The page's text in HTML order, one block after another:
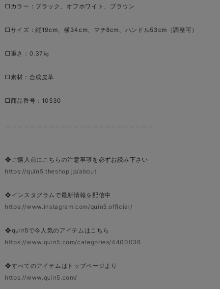
□カラー：ブラック、オフホワイト、ブラウン
□サイズ：縦19cm、横34cm、マチ8cm、ハンドル53cm（調整可）
□重さ：0.37㎏
□素材：合成皮革
□商品番号：10530
❖ご購入前にこちらの注意事項を必ずお読み下さい
https://quin5.theshop.jp/about
❖インスタグラムで最新情報を配信中
https://www.instagram.com/quin5.official/
❖quin5で今人気のアイテムはこちら
https://www.quin5.com/categories/4400036
❖すべてのアイテムはトップページより
https://www.quin5.com/